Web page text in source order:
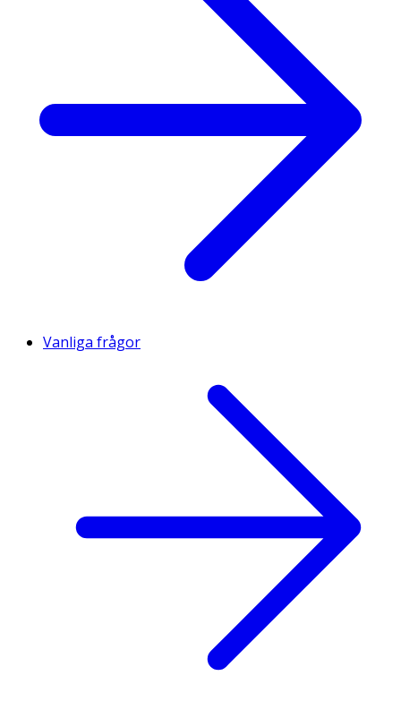
Vanliga frågor